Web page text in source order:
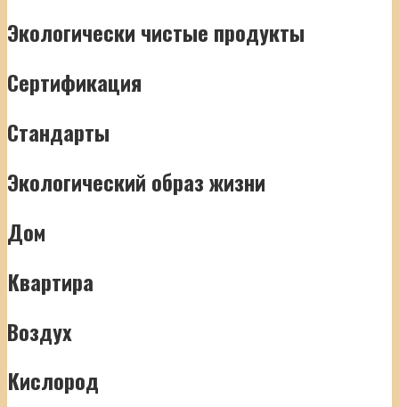
Экологически чистые продукты
Сертификация
Стандарты
Экологический образ жизни
Дом
Квартира
Воздух
Кислород